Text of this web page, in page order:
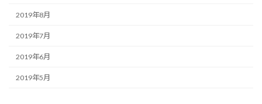
2019年8月
2019年7月
2019年6月
2019年5月